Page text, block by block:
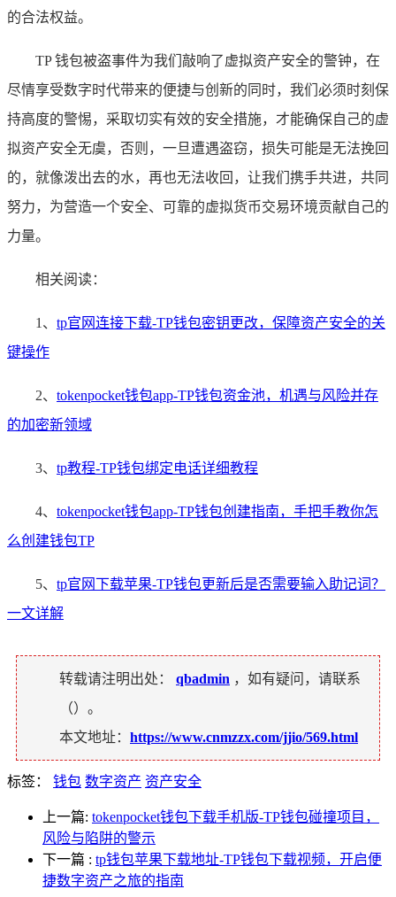
的合法权益。
TP 钱包被盗事件为我们敲响了虚拟资产安全的警钟，在
尽情享受数字时代带来的便捷与创新的同时，我们必须时刻保
持高度的警惕，采取切实有效的安全措施，才能确保自己的虚
拟资产安全无虞，否则，一旦遭遇盗窃，损失可能是无法挽回
的，就像泼出去的水，再也无法收回，让我们携手共进，共同
努力，为营造一个安全、可靠的虚拟货币交易环境贡献自己的
力量。
相关阅读：
1、 tp官网连接下载-TP钱包密钥更改，保障资产安全的关
键操作
2、 tokenpocket钱包app-TP钱包资金池，机遇与风险并存
的加密新领域
3、 tp教程-TP钱包绑定电话详细教程
4、 tokenpocket钱包app-TP钱包创建指南，手把手教你怎
么创建钱包TP
5、 tp官网下载苹果-TP钱包更新后是否需要输入助记词？
一文详解
转载请注明出处： qbadmin ，如有疑问，请联系
（）。
本文地址： https://www.cnmzzx.com/jjio/569.html
标签： 钱包 数字资产 资产安全
上一篇: tokenpocket钱包下载手机版-TP钱包碰撞项目，
风险与陷阱的警示
下一篇 : tp钱包苹果下载地址-TP钱包下载视频，开启便
捷数字资产之旅的指南